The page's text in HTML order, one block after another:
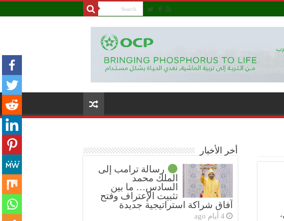
أخر الأخبار
رسالة ترامب إلى
الملك محمد
السادس… ما بين
تثبيت الإعتراف وفتح
آفاق شراكة استراتيجية جديدة
4 أيام ago